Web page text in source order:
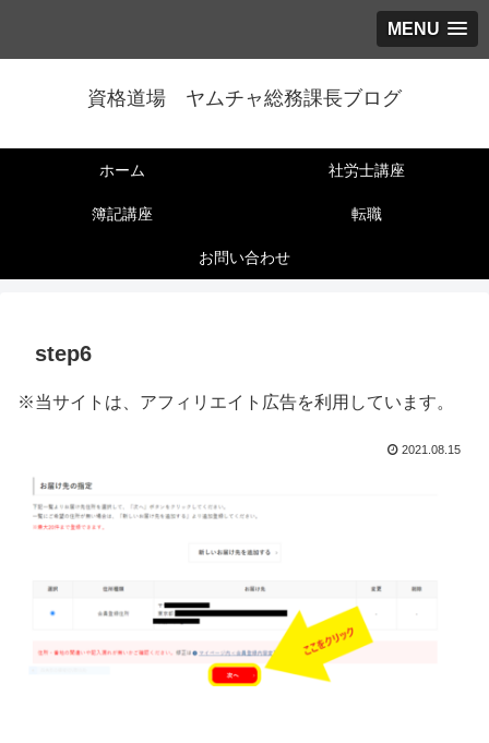
MENU
資格道場 ヤムチャ総務課長ブログ
ホーム 社労士講座
簿記講座 転職
お問い合わせ
step6
※当サイトは、アフィリエイト広告を利用しています。
2021.08.15